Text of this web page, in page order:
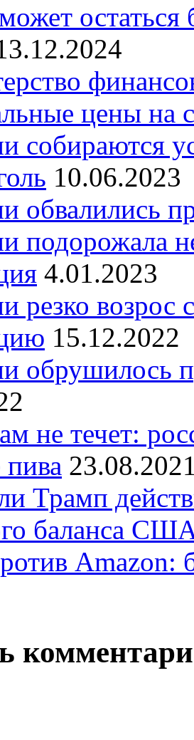
остаться
цены на
собираются
10.06.2023
обвалились
подорожала
4.01.2023
резко возрос
15.12.2022
обрушилось
не течет:
Трамп
баланса
Amazon: